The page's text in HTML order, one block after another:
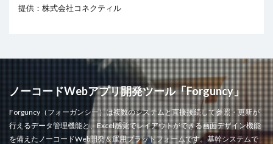
提供：株式会社コネクティル
ノーコードWebアプリ開発ツール「Forguncy」
Forguncy（フォーガンシー）は複数のシステムと直接接続して参照・更新が
行えるデータ管理機能と、Excel感覚でレイアウトができる画面デザイン機能
を備えたノーコードWeb開発＆運用プラットフォームです。基幹システムで